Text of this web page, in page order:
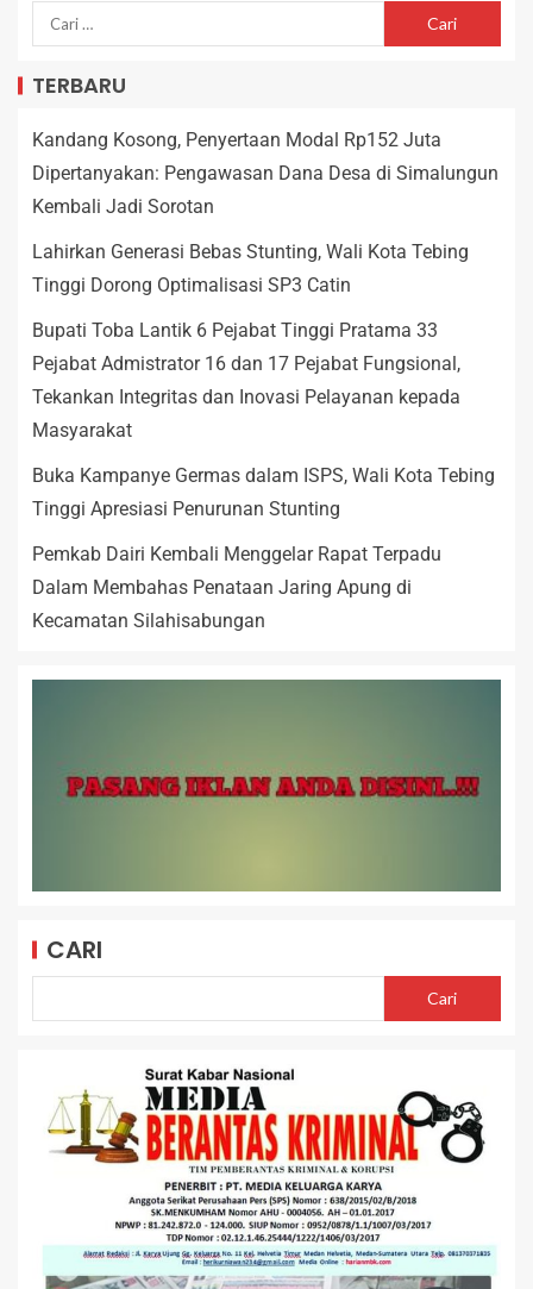
TERBARU
Kandang Kosong, Penyertaan Modal Rp152 Juta
Dipertanyakan: Pengawasan Dana Desa di Simalungun
Kembali Jadi Sorotan
Lahirkan Generasi Bebas Stunting, Wali Kota Tebing
Tinggi Dorong Optimalisasi SP3 Catin
Bupati Toba Lantik 6 Pejabat Tinggi Pratama 33
Pejabat Admistrator 16 dan 17 Pejabat Fungsional,
Tekankan Integritas dan Inovasi Pelayanan kepada
Masyarakat
Buka Kampanye Germas dalam ISPS, Wali Kota Tebing
Tinggi Apresiasi Penurunan Stunting
Pemkab Dairi Kembali Menggelar Rapat Terpadu
Dalam Membahas Penataan Jaring Apung di
Kecamatan Silahisabungan
CARI
Cari